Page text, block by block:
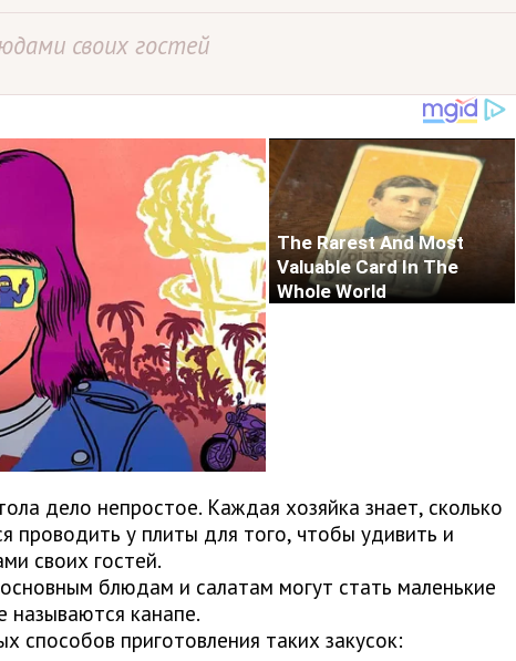
своих гостей
дело непростое. Каждая хозяйка знает, сколько
проводить у плиты для того, чтобы удивить и
своих гостей.
блюдам и салатам могут стать маленькие
называются канапе.
способов приготовления таких закусок: